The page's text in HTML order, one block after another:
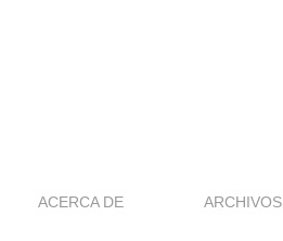
ACERCA DE ARCHIVOS